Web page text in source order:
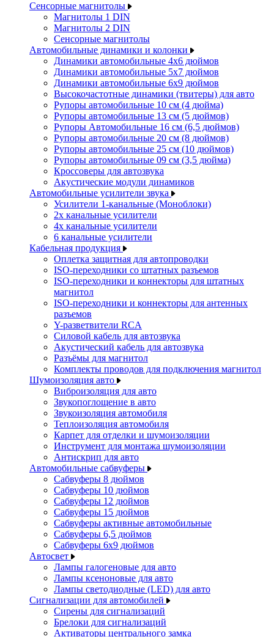
Сенсорные магнитолы
Магнитолы 1 DIN
Магнитолы 2 DIN
Сенсорные магнитолы
Автомобильные динамики и колонки
Динамики автомобильные 4x6 дюймов
Динамики автомобильные 5x7 дюймов
Динамики автомобильные 6x9 дюймов
Высокочастотные динамики (твитеры) для авто
Рупоры автомобильные 10 см (4 дюйма)
Рупоры автомобильные 13 см (5 дюймов)
Рупоры Автомобильные 16 см (6,5 дюймов)
Рупоры автомобильные 20 см (8 дюймов)
Рупоры автомобильные 25 см (10 дюймов)
Рупоры автомобильные 09 см (3,5 дюйма)
Кроссоверы для автозвука
Акустические модули динамиков
Автомобильные усилители звука
Усилители 1-канальные (Моноблоки)
2х канальные усилители
4х канальные усилители
6 канальные усилители
Кабельная продукция
Оплетка защитная для автопроводки
ISO-переходники со штатных разъемов
ISO-переходники и коннекторы для штатных
магнитол
ISO-переходники и коннекторы для антенных
разъемов
Y-разветвители RCA
Силовой кабель для автозвука
Акустический кабель для автозвука
Разъёмы для магнитол
Комплекты проводов для подключения магнитол
Шумоизоляция авто
Виброизоляция для авто
Звукопоглощение в авто
Звукоизоляция автомобиля
Теплоизоляция автомобиля
Карпет для отделки и шумоизоляции
Инструмент для монтажа шумоизоляции
Антискрип для авто
Автомобильные сабвуферы
Сабвуферы 8 дюймов
Сабвуферы 10 дюймов
Сабвуферы 12 дюймов
Сабвуферы 15 дюймов
Сабвуферы активные автомобильные
Сабвуферы 6,5 дюймов
Сабвуферы 6x9 дюймов
Автосвет
Лампы галогеновые для авто
Лампы ксеноновые для авто
Лампы светодиодные (LED) для авто
Сигнализации для автомобилей
Сирены для сигнализаций
Брелоки для сигнализаций
Активаторы центрального замка